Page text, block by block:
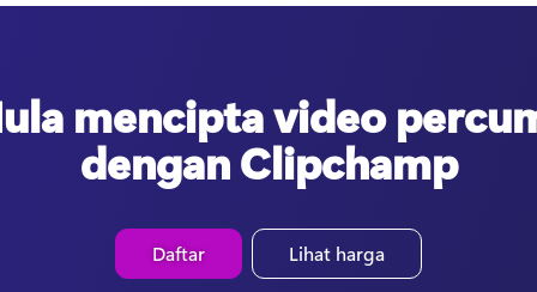
mencipta video
dengan Clipchamp
Daftar Lihat harga